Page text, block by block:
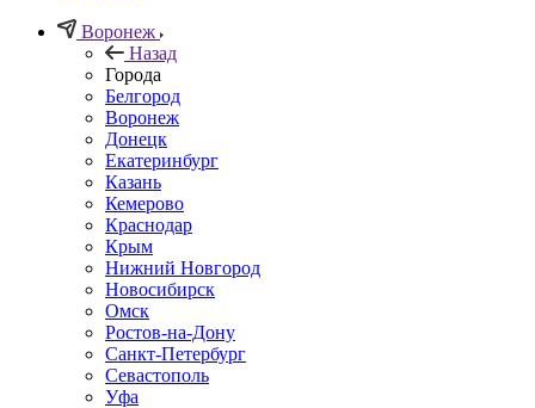
Воронеж
Назад
Города
Белгород
Воронеж
Донецк
Екатеринбург
Казань
Кемерово
Краснодар
Крым
Нижний Новгород
Новосибирск
Омск
Ростов-на-Дону
Санкт-Петербург
Севастополь
Уфа